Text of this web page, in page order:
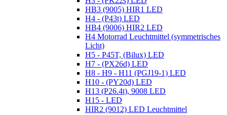
HB3 (9005) HIR1 LED
H4 - (P43t) LED
HB4 (9006) HIR2 LED
H4 Motorrad Leuchtmittel (symmetrisches
Licht)
H5 - P45T, (Bilux) LED
H7 - (PX26d) LED
H8 - H9 - H11 (PGJ19-1) LED
H10 - (PY20d) LED
H13 (P26.4t), 9008 LED
H15 - LED
HIR2 (9012) LED Leuchtmittel